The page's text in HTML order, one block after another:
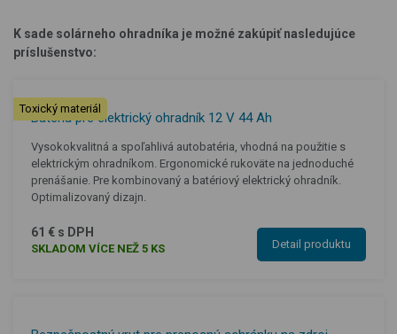
K sade solárneho ohradníka je možné zakúpiť nasledujúce
príslušenstvo:
Toxický materiál
Batéria pre elektrický ohradník 12 V 44 Ah
Vysokokvalitná a spoľahlivá autobatéria, vhodná na použitie s
elektrickým ohradníkom. Ergonomické rukoväte na jednoduché
prenášanie. Pre kombinovaný a batériový elektrický ohradník.
Optimalizovaný dizajn.
61 € s DPH
SKLADOM VÍCE NEŽ 5 KS Detail produktu